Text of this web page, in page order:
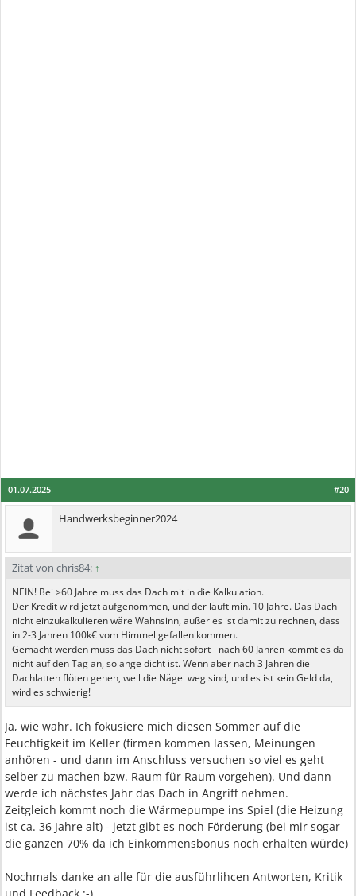
#20
01.07.2025
Handwerksbeginner2024
Zitat von chris84: ↑
NEIN! Bei >60 Jahre muss das Dach mit in die Kalkulation.
Der Kredit wird jetzt aufgenommen, und der läuft min. 10 Jahre. Das Dach
nicht einzukalkulieren wäre Wahnsinn, außer es ist damit zu rechnen, dass
in 2-3 Jahren 100k€ vom Himmel gefallen kommen.
Gemacht werden muss das Dach nicht sofort - nach 60 Jahren kommt es da
nicht auf den Tag an, solange dicht ist. Wenn aber nach 3 Jahren die
Dachlatten flöten gehen, weil die Nägel weg sind, und es ist kein Geld da,
wird es schwierig!
Ja, wie wahr. Ich fokusiere mich diesen Sommer auf die
Feuchtigkeit im Keller (firmen kommen lassen, Meinungen
anhören - und dann im Anschluss versuchen so viel es geht
selber zu machen bzw. Raum für Raum vorgehen). Und dann
werde ich nächstes Jahr das Dach in Angriff nehmen.
Zeitgleich kommt noch die Wärmepumpe ins Spiel (die Heizung
ist ca. 36 Jahre alt) - jetzt gibt es noch Förderung (bei mir sogar
die ganzen 70% da ich Einkommensbonus noch erhalten würde)
Nochmals danke an alle für die ausführlihcen Antworten, Kritik